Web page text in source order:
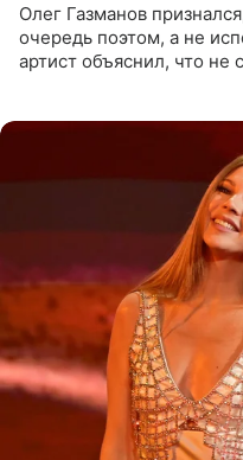
Олег Газманов
очередь поэтом, а не
артист объяснил, что не